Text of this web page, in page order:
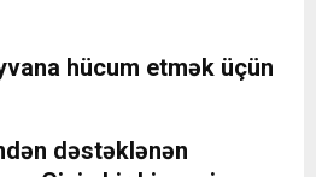
hücum etmək üçün
dəstəklənən